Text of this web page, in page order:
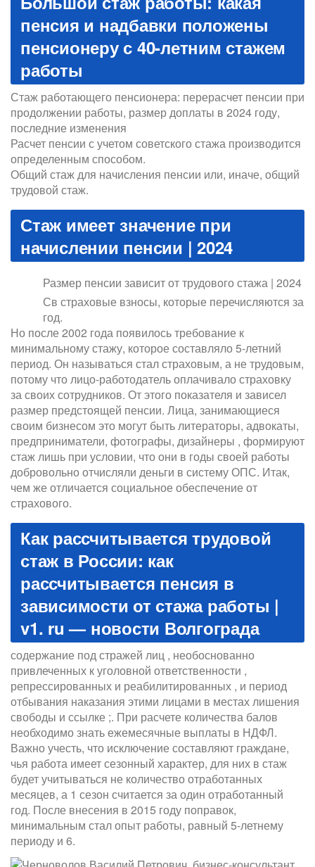
пенсия и надбавки положены
пенсионеру с 40-летним стажем
работы
Стаж работающего пенсионера: перерасчет пенсии при
продолжении работы, размер доплаты в 2024 году,
последние изменения
Расчет пенсии с учетом советского стажа производится
определенным способом.
Общий стаж для начисления пенсии или, иначе, общий
трудовой стаж.
Стаж имеет значение при
начислении пенсии | 2024
Размер пенсии зависит от трудового стажа | 2024
Св страховые взносы, которые перечисляются за
год.
Но после 2002 года появилось требование к
минимальному стажу, которое составляло 5-летний
период. Он называться стал страховым, а не трудовым,
потому что лицо-работодатель оплачивало страховку
за своих сотрудников. От этого показателя и зависел
размер предстоящей пенсии. Лица, занимающиеся
своим бизнесом это могут быть литераторы, адвокаты,
предприниматели, фотографы, дизайнеры , формируют
стаж лишь при условии, что они в годы своей работы
добровольно отчисляли деньги в систему ОПС. Итак,
чем же отличается социальное обеспечение от
страхового.
Как рассчитывается трудовой
стаж в России: как
рассчитывается пенсия в
зависимости от стажа работы |
v1. ru — новости Волгограда
содержание под стражей лиц , необоснованно
привлеченных к уголовной ответственности ,
репрессированных и реабилитированных , и период
отбывания наказания этими лицами в местах лишения
свободы и ссылке ;. При расчете количества балов
необходимо знать ежемесячные выплаты в НДФЛ.
Важно учесть, что исключение составляют граждане,
чья работа имеет сезонный характер, для них в стаж
будет учитываться не количество отработанных
месяцев, а 1 сезон считается за один отработанный
год. После внесения в 2015 году поправок,
минимальным стал опыт работы, равный 5-летнему
периоду и 6.